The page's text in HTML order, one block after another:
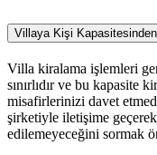
Villaya Kişi
Villa kiralama işlemleri
sınırlıdır ve bu kapasite
misafirlerinizi davet
şirketiyle iletişime
edilemeyeceğini sormak